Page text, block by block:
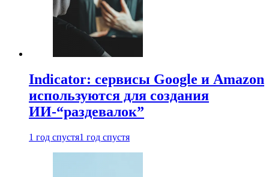
Indicator: сервисы Google и Amazon
используются для создания
ИИ-“раздевалок”
1 год спустя1 год спустя